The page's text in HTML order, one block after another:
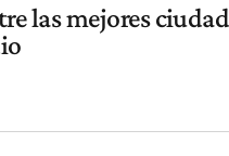
las mejores